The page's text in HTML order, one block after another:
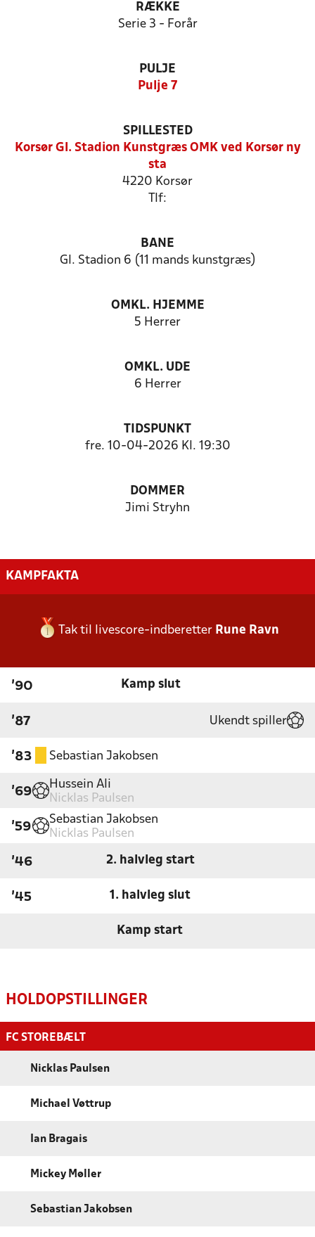
RÆKKE
Serie 3 - Forår
PULJE
Pulje 7
SPILLESTED
Korsør Gl. Stadion Kunstgræs OMK ved Korsør ny
sta
4220 Korsør
Tlf:
BANE
Gl. Stadion 6 (11 mands kunstgræs)
OMKL. HJEMME
5 Herrer
OMKL. UDE
6 Herrer
TIDSPUNKT
fre. 10-04-2026 Kl. 19:30
DOMMER
Jimi Stryhn
KAMPFAKTA
Tak til livescore-indberetter Rune Ravn
'90 Kamp slut
'87 Ukendt spiller
'83 Sebastian Jakobsen
'69
Hussein Ali
Nicklas Paulsen
'59
Sebastian Jakobsen
Nicklas Paulsen
'46 2. halvleg start
'45 1. halvleg slut
Kamp start
HOLDOPSTILLINGER
FC STOREBÆLT
Nicklas Paulsen
Michael Vøttrup
Ian Bragais
Mickey Møller
Sebastian Jakobsen